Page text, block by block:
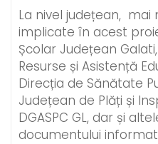
La nivel județean, mai
implicate în acest
Școlar Județean
Resurse și Asistență
Direcția de Sănătate
Județean de Plăți și
DGASPC GL, dar și
documentului